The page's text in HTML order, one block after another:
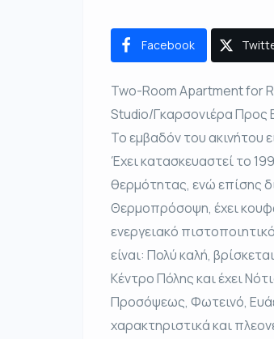
Facebook
Two-Room Apartment for
Studio/Γκαρσονιέρα Προς
Το εμβαδόν του ακινήτου
Έχει κατασκευαστεί το
θερμότητας, ενώ επίσης
Θερμοπρόσοψη, έχει
ενεργειακό
είναι: Πολύ καλή,
Κέντρο Πόλης και έχει
Προσόψεως, Φωτεινό,
χαρακτηριστικά και